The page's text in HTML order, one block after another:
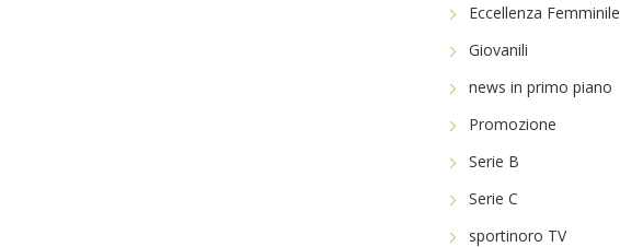
Eccellenza Femminile
Giovanili
news in primo piano
Promozione
Serie B
Serie C
sportinoro TV